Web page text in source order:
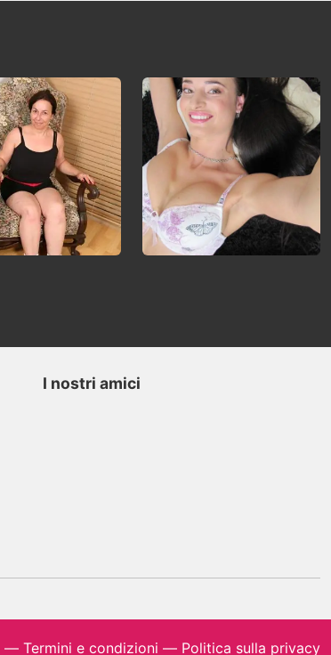
I nostri amici
— Termini e condizioni — Politica sulla privacy